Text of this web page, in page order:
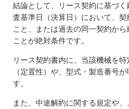
結論として、リース契約に基づ
査基準日（決算日）において、
こと、または過去の同一契約か
ことが絶対条件です。
リース契約書内に、当該機械を
（定置性）や、型式・製造番号
す。
また、中途解約に関する規定や